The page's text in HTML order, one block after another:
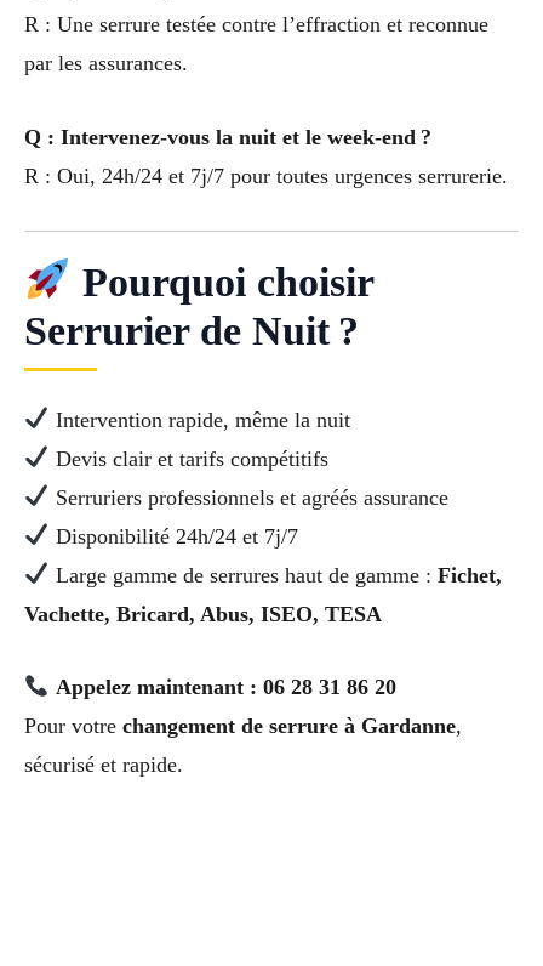
R : Une serrure testée contre l’effraction et reconnue
par les assurances.
Q : Intervenez-vous la nuit et le week-end ?
R : Oui, 24h/24 et 7j/7 pour toutes urgences serrurerie.
Pourquoi choisir
Serrurier de Nuit ?
Intervention rapide, même la nuit
Devis clair et tarifs compétitifs
Serruriers professionnels et agréés assurance
Disponibilité 24h/24 et 7j/7
Large gamme de serrures haut de gamme : Fichet,
Vachette, Bricard, Abus, ISEO, TESA
Appelez maintenant : 06 28 31 86 20
Pour votre changement de serrure à Gardanne,
sécurisé et rapide.